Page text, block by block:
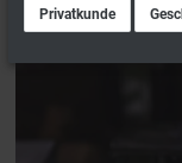
Privatkunde